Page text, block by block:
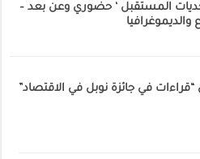
المستقبل ‘ حضوري وعن بعد –
في جائزة نوبل في الاقتصاد”